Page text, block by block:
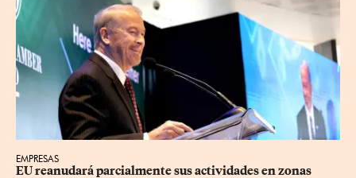
EMPRESAS
EU reanudará parcialmente sus actividades en zonas